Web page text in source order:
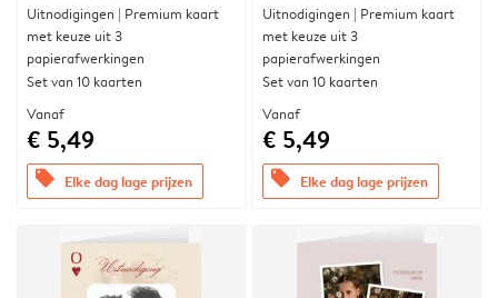
Uitnodigingen | Premium kaart
met keuze uit 3
papierafwerkingen
Set van 10 kaarten
Vanaf
€ 5,49
offers Elke dag lage prijzen
Uitnodigingen | Premium kaart
met keuze uit 3
papierafwerkingen
Set van 10 kaarten
Vanaf
€ 5,49
offers Elke dag lage prijzen